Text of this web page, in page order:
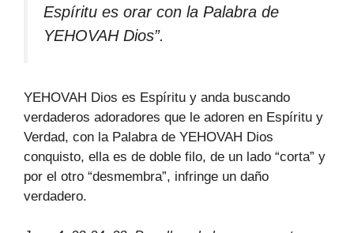
Espíritu es orar con la Palabra de
YEHOVAH Dios”.
YEHOVAH Dios es Espíritu y anda buscando
verdaderos adoradores que le adoren en Espíritu y
Verdad, con la Palabra de YEHOVAH Dios
conquisto, ella es de doble filo, de un lado “corta” y
por el otro “desmembra”, infringe un daño
verdadero.